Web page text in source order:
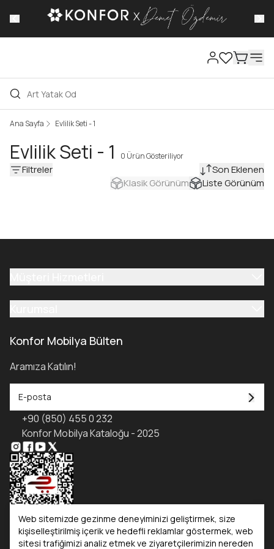
Web sitemizde gezinme deneyiminizi geliştirmek, size
kişiselleştirilmiş içerik ve hedefli reklamlar göstermek, web
sitesi trafiğimizi analiz etmek ve ziyaretçilerimizin nereden
Ana Sayfa Evlilik Seti - 1
Evlilik Seti - 1 0 Ürün Gösteriliyor
Filtreler
Klasik Görünüm
Liste Görünüm
Son Eklenen
Konfor Mobilya Bülten
Aramıza Katılın!
+90 (850) 455 0 232
Konfor Mobilya Kataloğu - 2025